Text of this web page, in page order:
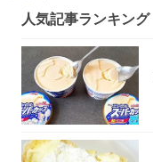
人気記事ランキング